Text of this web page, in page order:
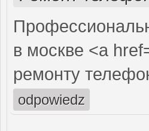
в москве <a
ремонту
odpowiedz